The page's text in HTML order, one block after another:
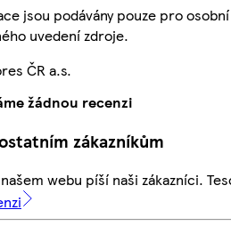
jsou podávány pouze pro
uvedení zdroje.
ČR a.s.
žádnou recenzi
zákazníkům
webu píší naši zákazníci.